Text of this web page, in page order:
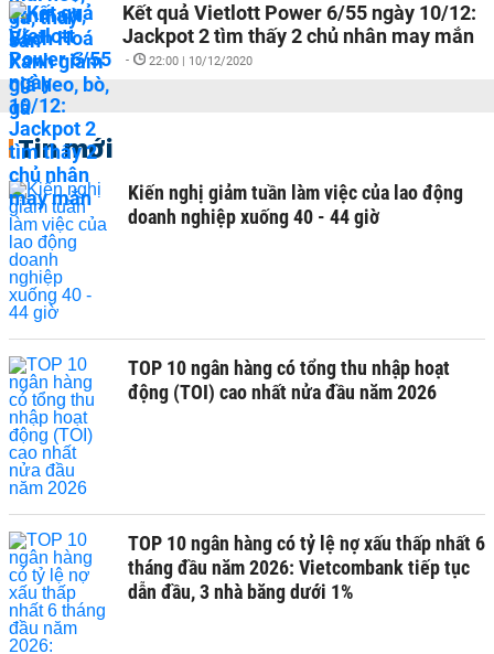
Kết quả Vietlott Power 6/55 ngày 10/12:
Jackpot 2 tìm thấy 2 chủ nhân may mắn
- 22:00 | 10/12/2020
Tin mới
Kiến nghị giảm tuần làm việc của lao động
doanh nghiệp xuống 40 - 44 giờ
TOP 10 ngân hàng có tổng thu nhập hoạt
động (TOI) cao nhất nửa đầu năm 2026
TOP 10 ngân hàng có tỷ lệ nợ xấu thấp nhất 6
tháng đầu năm 2026: Vietcombank tiếp tục
dẫn đầu, 3 nhà băng dưới 1%